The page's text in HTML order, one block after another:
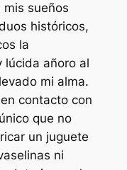
mis sueños
históricos,
la
lúcida añoro al
mi alma.
contacto con
que no
un juguete
ni